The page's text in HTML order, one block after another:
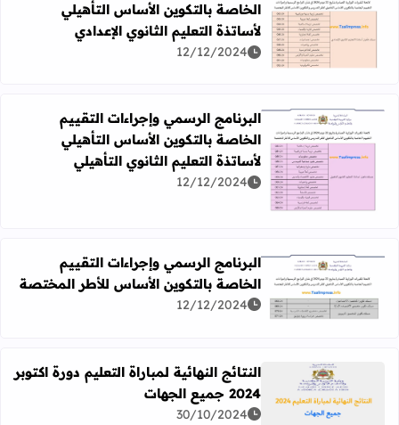
اقرأ المزيد عن البرنامج الرسمي وإجراءات التقييم الخاصة
الخاصة بالتكوين الأساس التأهيلي
لأساتذة التعليم الثانوي الإعدادي
12/12/2024
اقرأ المزيد عن البرنامج الرسمي وإجراءات التقييم الخاصة
البرنامج الرسمي وإجراءات التقييم
الخاصة بالتكوين الأساس التأهيلي
لأساتذة التعليم الثانوي التأهيلي
12/12/2024
اقرأ المزيد عن البرنامج الرسمي وإجراءات التقييم الخاصة
البرنامج الرسمي وإجراءات التقييم
الخاصة بالتكوين الأساس للأطر المختصة
12/12/2024
اقرأ المزيد عن النتائج النهائية لمباراة التعليم دورة اكتوبر 2024 جميع الجهات
النتائج النهائية لمباراة التعليم دورة اكتوبر
2024 جميع الجهات
30/10/2024